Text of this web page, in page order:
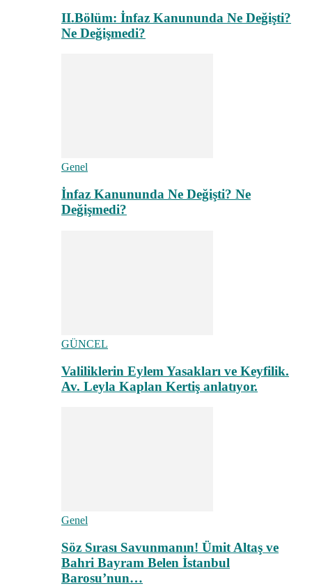
II.Bölüm: İnfaz Kanununda Ne Değişti?
Ne Değişmedi?
Genel
İnfaz Kanununda Ne Değişti? Ne
Değişmedi?
GÜNCEL
Valiliklerin Eylem Yasakları ve Keyfilik.
Av. Leyla Kaplan Kertiş anlatıyor.
Genel
Söz Sırası Savunmanın! Ümit Altaş ve
Bahri Bayram Belen İstanbul
Barosu’nun…